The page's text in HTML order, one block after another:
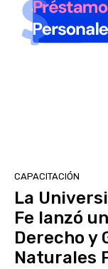
CAPACITACIÓN
La
Fe lanzó
Derecho y
Naturales